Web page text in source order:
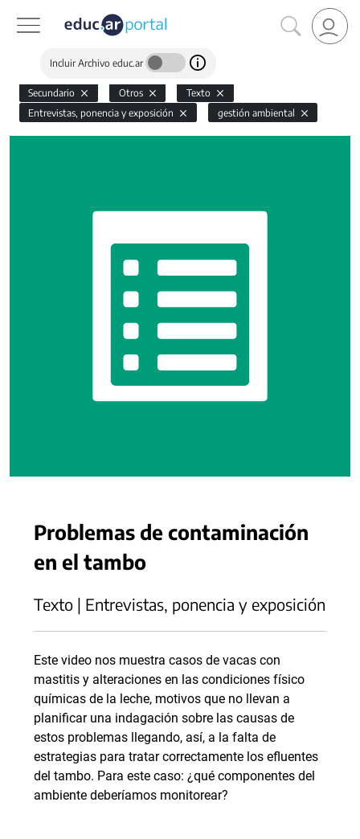
Incluir Archivo educ.ar
Secundario Otros
Texto
Entrevistas, ponencia y exposición
gestión ambiental
Problemas de contaminación
en el tambo
Texto | Entrevistas, ponencia y exposición
Este video nos muestra casos de vacas con
mastitis y alteraciones en las condiciones físico
químicas de la leche, motivos que no llevan a
planificar una indagación sobre las causas de
estos problemas llegando, así, a la falta de
estrategias para tratar correctamente los efluentes
del tambo. Para este caso: ¿qué componentes del
ambiente deberíamos monitorear?